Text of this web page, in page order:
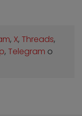
, X, Threads,
, Telegram o